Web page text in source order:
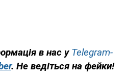
в нас у Telegram-
. Не ведіться на фейки!